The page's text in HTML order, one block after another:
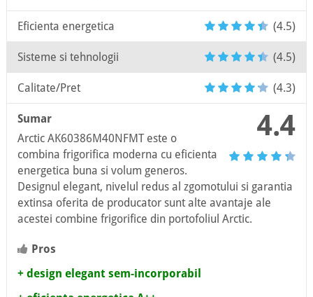
Eficienta energetica (4.5)
Sisteme si tehnologii (4.5)
Calitate/Pret (4.3)
4.4
Sumar
Arctic AK60386M40NFMT este o
combina frigorifica moderna cu eficienta
energetica buna si volum generos.
Designul elegant, nivelul redus al zgomotului si garantia
extinsa oferita de producator sunt alte avantaje ale
acestei combine frigorifice din portofoliul Arctic.
Pros
+ design elegant sem-incorporabil